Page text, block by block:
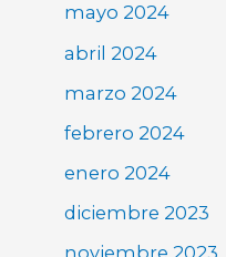
mayo 2024
abril 2024
marzo 2024
febrero 2024
enero 2024
diciembre 2023
noviembre 2023